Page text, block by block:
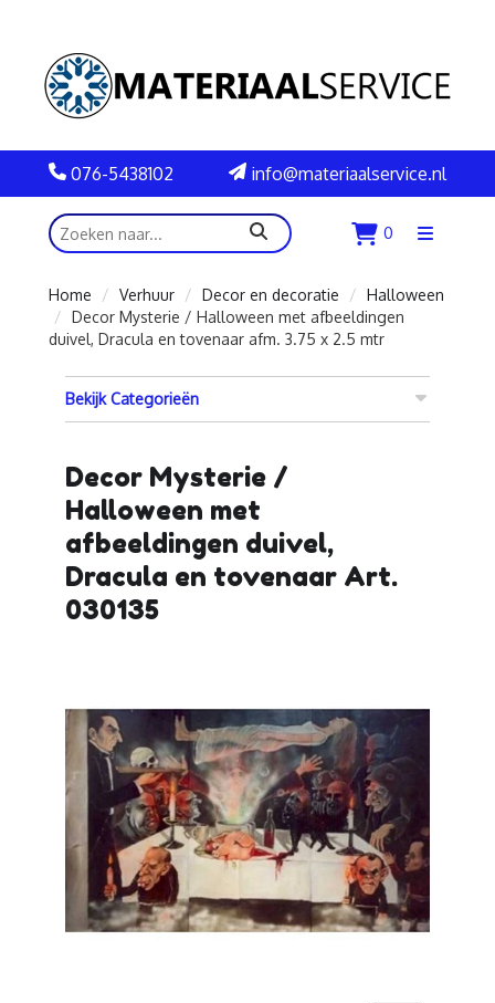
076-5438102 info@materiaalservice.nl
zoeken 0
Menu
Home
Verhuur Decor en decoratie
Halloween
Decor Mysterie / Halloween met afbeeldingen
duivel, Dracula en tovenaar afm. 3.75 x 2.5 mtr
Bekijk Categorieën
Decor Mysterie /
Halloween met
afbeeldingen duivel,
Dracula en tovenaar Art.
030135